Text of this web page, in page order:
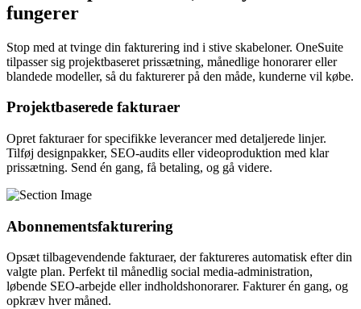
fungerer
Stop med at tvinge din fakturering ind i stive skabeloner. OneSuite
tilpasser sig projektbaseret prissætning, månedlige honorarer eller
blandede modeller, så du fakturerer på den måde, kunderne vil købe.
Projektbaserede fakturaer
Opret fakturaer for specifikke leverancer med detaljerede linjer.
Tilføj designpakker, SEO-audits eller videoproduktion med klar
prissætning. Send én gang, få betaling, og gå videre.
Abonnementsfakturering
Opsæt tilbagevendende fakturaer, der faktureres automatisk efter din
valgte plan. Perfekt til månedlig social media-administration,
løbende SEO-arbejde eller indholdshonorarer. Fakturer én gang, og
opkræv hver måned.